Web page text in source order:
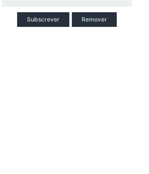
Subscrever Remover